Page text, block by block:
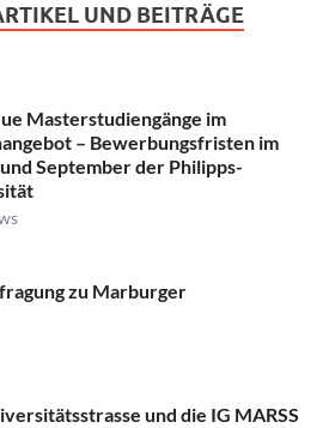
UND BEITRÄGE
Masterstudiengänge im
– Bewerbungsfristen im
September der Philipps-
zu Marburger
und die IG MARSS